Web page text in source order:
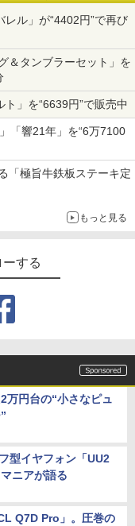
ル」が“4402円”で再び
＆タンブラーセット」を
」を“6639円”で販売中
「響21年」を“6万7100
「極旨牛鉄板ステーキ定
もっと見る
する
万円台の“小さなピュ
型イヤフォン「UU2
ニアが語る
Q7D Pro」。圧巻の